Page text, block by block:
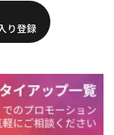
り登録